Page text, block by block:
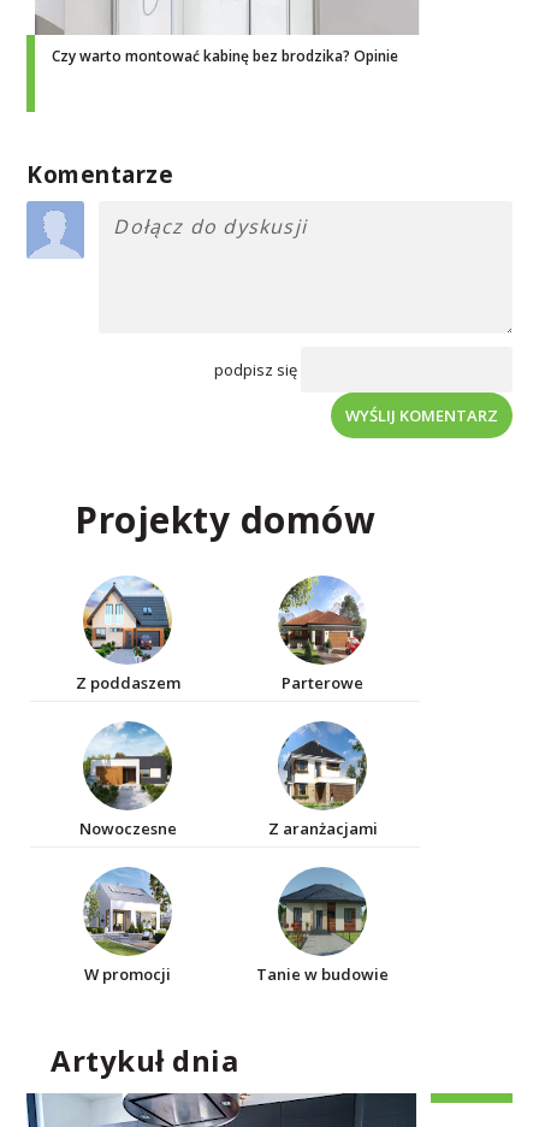
Czy warto montować kabinę bez brodzika? Opinie
Komentarze
podpisz się
WYŚLIJ KOMENTARZ
Projekty domów
Z poddaszem Parterowe
Nowoczesne Z aranżacjami
W promocji Tanie w budowie
Artykuł dnia